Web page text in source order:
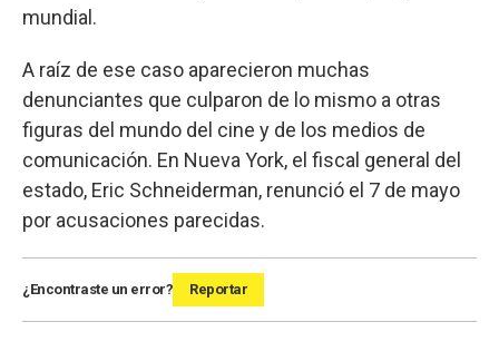
mundial.
A raíz de ese caso aparecieron muchas
denunciantes que culparon de lo mismo a otras
figuras del mundo del cine y de los medios de
comunicación. En Nueva York, el fiscal general del
estado, Eric Schneiderman, renunció el 7 de mayo
por acusaciones parecidas.
¿Encontraste un error? Reportar